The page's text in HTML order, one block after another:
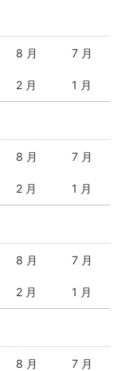
8 月 7 月
2 月 1 月
8 月 7 月
2 月 1 月
8 月 7 月
2 月 1 月
8 月 7 月